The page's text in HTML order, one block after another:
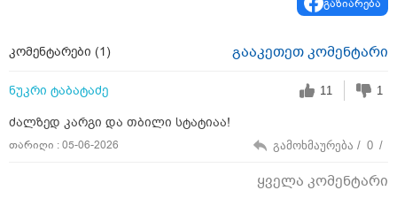
გაზიარება
კომენტარები (1) გააკეთეთ კომენტარი
ნუკრი ტაბატაძე 11 1
ძალზედ კარგი და თბილი სტატიაა!
თარიღი : 05-06-2026 გამოხმაურება / 0 /
ყველა კომენტარი